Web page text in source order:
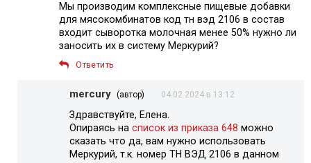
Мы производим комплексные пищевые добавки
для мясокомбинатов код тн вэд 2106 в состав
входит сыворотка молочная менее 50% нужно ли
заносить их в систему Меркурий?
Ответить
mercury (автор) 04.02.2024 в 13:12
Здравствуйте, Елена.
Опираясь на список из приказа 648 можно
сказать что да, вам нужно использовать
Меркурий, т.к. номер ТН ВЭД 2106 в данном